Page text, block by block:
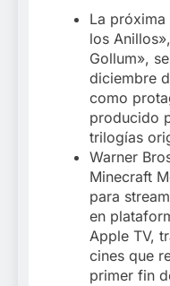
La próxima
los
Gollum»,
diciembre
como
producido
trilogías
Warner
Minecraft
para
en
Apple TV,
cines que
primer fin